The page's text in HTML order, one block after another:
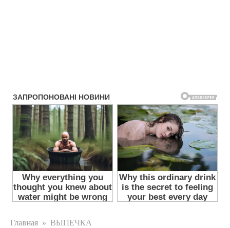
Главная » ВЫПЕЧКА